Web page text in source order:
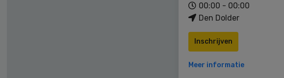
00:00 - 00:00
Den Dolder
Inschrijven
Meer informatie